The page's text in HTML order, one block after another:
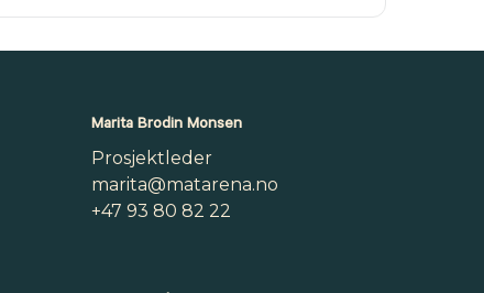
Marita Brodin Monsen
Prosjektleder
marita@matarena.no
+47 93 80 82 22